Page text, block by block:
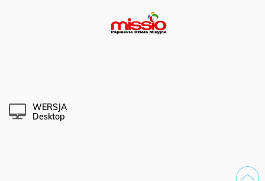
WERSJA
Desktop